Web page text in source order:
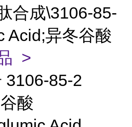
合成\3106-85-
Acid;异冬谷酸
>
3106-85-2
酸